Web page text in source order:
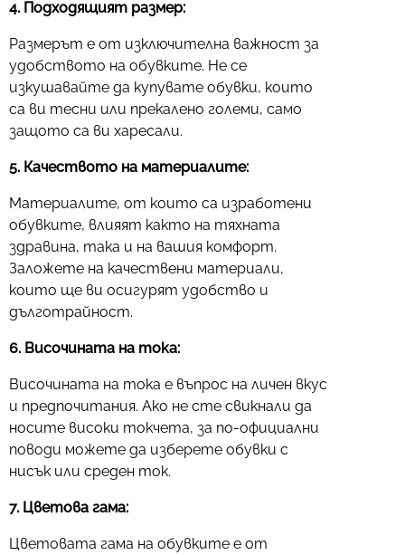
4. Подходящият размер:
Размерът е от изключителна важност за
удобството на обувките. Не се
изкушавайте да купувате обувки, които
са ви тесни или прекалено големи, само
защото са ви харесали.
5. Качеството на материалите:
Материалите, от които са изработени
обувките, влияят както на тяхната
здравина, така и на вашия комфорт.
Заложете на качествени материали,
които ще ви осигурят удобство и
дълготрайност.
6. Височината на тока:
Височината на тока е въпрос на личен вкус
и предпочитания. Ако не сте свикнали да
носите високи токчета, за по-официални
поводи можете да изберете обувки с
нисък или среден ток.
7. Цветова гама:
Цветовата гама на обувките е от